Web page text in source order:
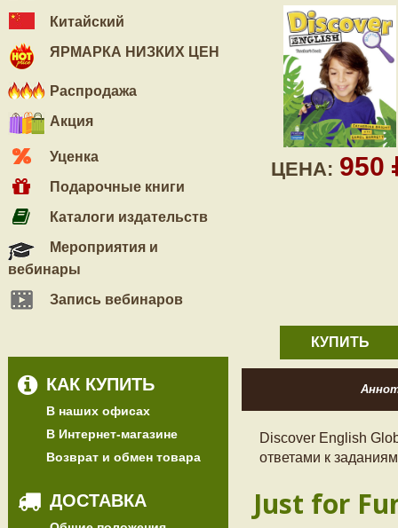
Китайский
ЯРМАРКА НИЗКИХ ЦЕН
Распродажа
Акция
Уценка
Подарочные книги
Каталоги издательств
Мероприятия и
вебинары
Запись вебинаров
КАК КУПИТЬ
В наших офисах
В Интернет-магазине
Возврат и обмен товара
ДОСТАВКА
ЦЕНА: 950
КУПИТЬ
Discover English
ответами к
Just for